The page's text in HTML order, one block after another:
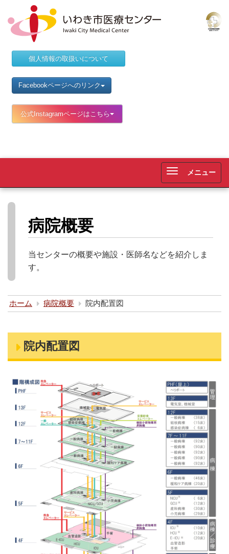
個人情報の取扱いについて
Facebookページへのリンク
公式Instagramページはこちら
メニュー
病院概要
当センターの概要や施設・医師名などを紹介しま
す。
ホーム 病院概要 院内配置図
院内配置図